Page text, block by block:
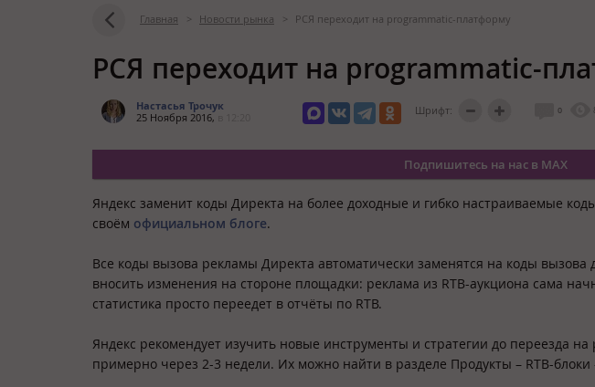
Главная > Новости рынка > РСЯ переходит на programmatic-платформу
РСЯ переходит на programmatic-
Настасья Трочук
25 Ноября 2016,
Шрифт: 0
Подпишитесь на нас в MAX
Яндекс заменит коды Директа на более доходные и гибко настраиваемые
своём официальном блоге.
Все коды вызова рекламы Директа автоматически заменятся на коды вызова
вносить изменения на стороне площадки: реклама из RTB-аукциона сама
статистика просто переедет в отчёты по RTB.
Яндекс рекомендует изучить новые инструменты и стратегии до переезда
примерно через 2-3 недели. Их можно найти в разделе Продукты – RTB-блоки